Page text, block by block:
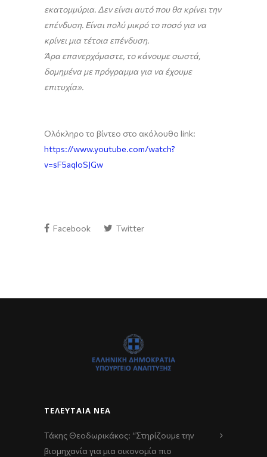
εκατομμύρια. Δεν είναι αυτό που θα κρίνει την
επένδυση. Είναι πολύ μικρό το ποσό για να
κρίνει μια τέτοια επένδυση.
Άρα επανερχόμαστε, το κάνουμε σωστά,
δομημένα με πρόγραμμα για να έχουμε
επιτυχία».
Ολόκληρο το βίντεο στο ακόλουθο link:
https://www.youtube.com/watch?
v=sF5aqloSJGw
Facebook Twitter
ΤΕΛΕΥΤΑΊΑ ΝΈΑ
Τάκης Θεοδωρικάκος: “Στηρίζουμε την
βιομηχανία για μια οικονομία πιο